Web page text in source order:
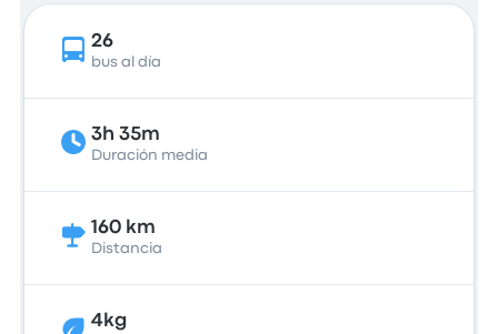
26
bus al día
3h 35m
Duración media
160 km
Distancia
4kg